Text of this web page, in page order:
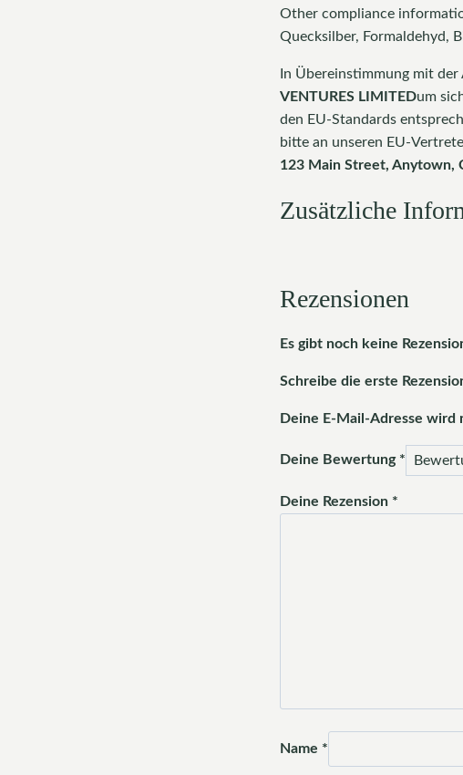
Other compliance
Quecksilber, Formaldehyd,
In Übereinstimmung mit
VENTURES LIMITEDum
den EU-Standards
bitte an unseren EU-
123 Main Street, Anytown,
Zusätzliche
Rezensionen
Es gibt noch keine
Schreibe die erste
Deine E-Mail-Adresse
Deine Bewertung *
Deine Rezension *
Name *